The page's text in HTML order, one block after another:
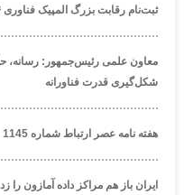
ثبت‌نام رقابت بزرگ المپیک فناوری ۲۰۲۶ آغاز شد
معاون علمی رئیس‌جمهور: رسانه،
شکل‌گیری قدرت فناورانه
هفته نامه عصر ارتباط شماره 1145
ایران باز هم مراکز داده آمازون را زد